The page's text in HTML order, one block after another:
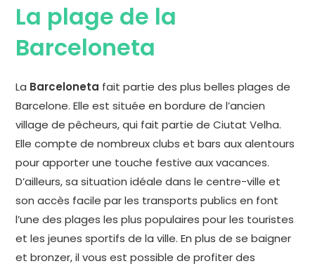
La plage de la
Barceloneta
La Barceloneta fait partie des plus belles plages de
Barcelone. Elle est située en bordure de l’ancien
village de pêcheurs, qui fait partie de Ciutat Velha.
Elle compte de nombreux clubs et bars aux alentours
pour apporter une touche festive aux vacances.
D’ailleurs, sa situation idéale dans le centre-ville et
son accès facile par les transports publics en font
l’une des plages les plus populaires pour les touristes
et les jeunes sportifs de la ville. En plus de se baigner
et bronzer, il vous est possible de profiter des